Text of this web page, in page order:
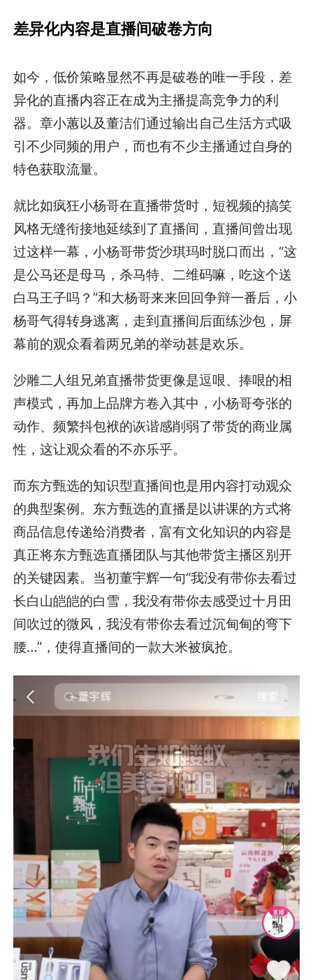
差异化内容是直播间破卷方向
如今，低价策略显然不再是破卷的唯一手段，差
异化的直播内容正在成为主播提高竞争力的利
器。章小蕙以及董洁们通过输出自己生活方式吸
引不少同频的用户，而也有不少主播通过自身的
特色获取流量。
就比如疯狂小杨哥在直播带货时，短视频的搞笑
风格无缝衔接地延续到了直播间，直播间曾出现
过这样一幕，小杨哥带货沙琪玛时脱口而出，“这
是公马还是母马，杀马特、二维码嘛，吃这个送
白马王子吗？”和大杨哥来来回回争辩一番后，小
杨哥气得转身逃离，走到直播间后面练沙包，屏
幕前的观众看着两兄弟的举动甚是欢乐。
沙雕二人组兄弟直播带货更像是逗哏、捧哏的相
声模式，再加上品牌方卷入其中，小杨哥夸张的
动作、频繁抖包袱的诙谐感削弱了带货的商业属
性，这让观众看的不亦乐乎。
而东方甄选的知识型直播间也是用内容打动观众
的典型案例。东方甄选的直播是以讲课的方式将
商品信息传递给消费者，富有文化知识的内容是
真正将东方甄选直播团队与其他带货主播区别开
的关键因素。当初董宇辉一句“我没有带你去看过
长白山皑皑的白雪，我没有带你去感受过十月田
间吹过的微风，我没有带你去看过沉甸甸的弯下
腰…”，使得直播间的一款大米被疯抢。